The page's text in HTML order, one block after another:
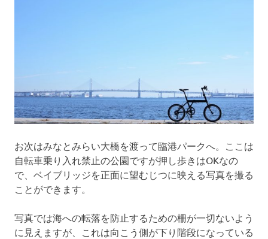
お次はみなとみらい大橋を渡って臨港パークへ。ここは
自転車乗り入れ禁止の公園ですが押し歩きはOKなの
で、ベイブリッジを正面に望むじつに映える写真を撮る
ことができます。
写真では海への転落を防止するための柵が一切ないよう
に見えますが、これは向こう側が下り階段になっている